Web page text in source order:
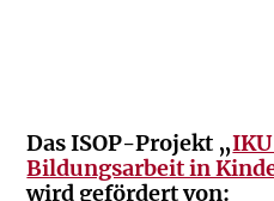
Das ISOP-Projekt „
Bildungsarbeit in
wird gefördert von: